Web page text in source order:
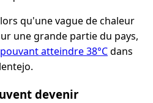
qu'une vague de chaleur
une grande partie du pays,
atteindre 38°Cdans
devenir